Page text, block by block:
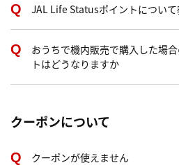
JAL Life Statusポイントについ
おうちで機内販売で購入した場
トはどうなりますか
クーポンについて
クーポンが使えません